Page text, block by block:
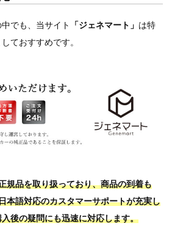
でも、当サイト 「ジェネマート」 は特
ておすすめです。
規品を取り扱っており、商品の到着も
本語対応のカスタマーサポートが充実し
後の疑問にも迅速に対応します。